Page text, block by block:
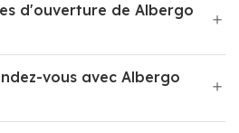
d'ouverture de Albergo
vous avec Albergo